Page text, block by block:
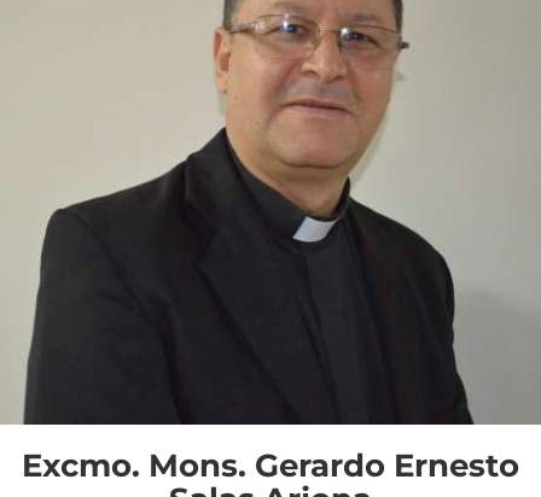
Excmo. Mons. Gerardo Ernesto